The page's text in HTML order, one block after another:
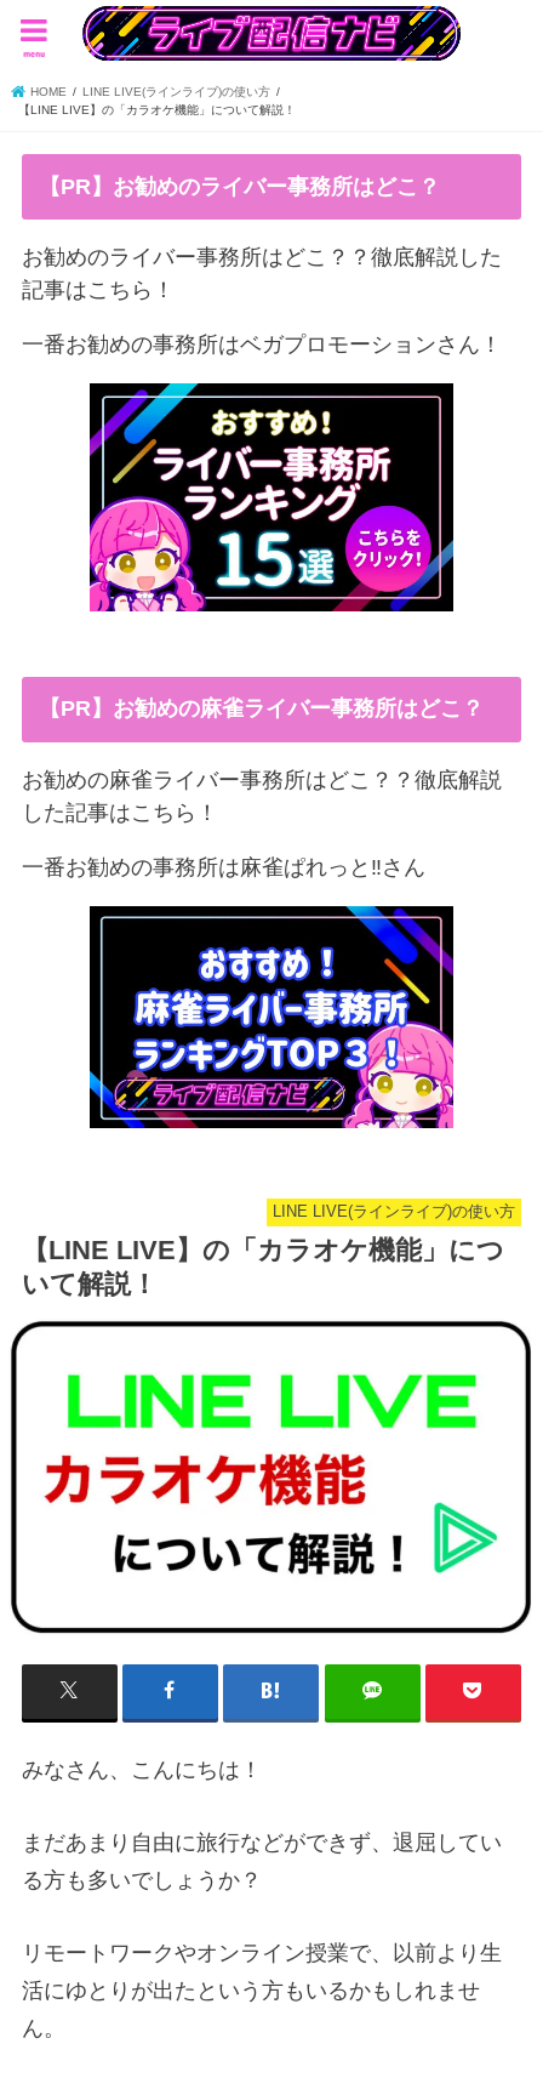
menu
HOME
LINE LIVE(ラインライブ)の使い方
【LINE LIVE】の「カラオケ機能」について解説！
【PR】お勧めのライバー事務所はどこ？
お勧めのライバー事務所はどこ？？徹底解説した
記事はこちら！
一番お勧めの事務所はベガプロモーションさん！
【PR】お勧めの麻雀ライバー事務所はどこ？
お勧めの麻雀ライバー事務所はどこ？？徹底解説
した記事はこちら！
一番お勧めの事務所は麻雀ぱれっと‼︎さん
LINE LIVE(ラインライブ)の使い方
【LINE LIVE】の「カラオケ機能」につ
いて解説！
みなさん、こんにちは！
まだあまり自由に旅行などができず、退屈してい
る方も多いでしょうか？
リモートワークやオンライン授業で、以前より生
活にゆとりが出たという方もいるかもしれませ
ん。